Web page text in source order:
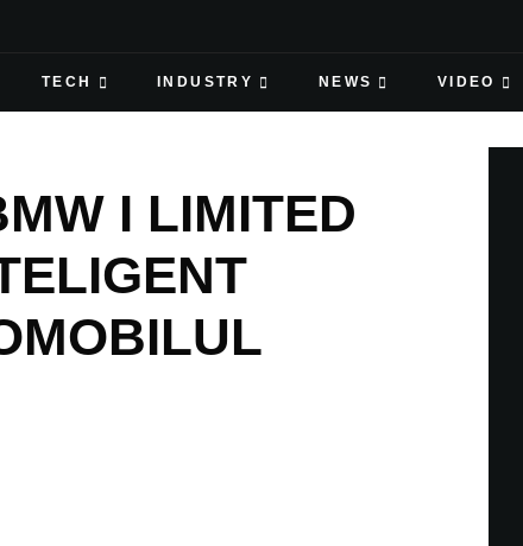
TECH INDUSTRY NEWS VIDEO
I LIMITED